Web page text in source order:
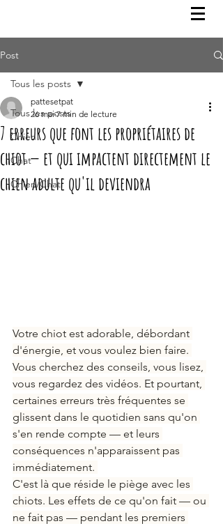
Post
Tous les posts
Chien
Chat
Chien/Chat
Tous les posts
7 erreurs que font les propriétaires de
chiot — et qui impactent directement le
chien adulte qu'il deviendra
pattesetpat
26 mai 7 min de lecture
Votre chiot est adorable, débordant
d'énergie, et vous voulez bien faire.
Vous cherchez des conseils, vous lisez,
vous regardez des vidéos. Et pourtant,
certaines erreurs très fréquentes se
glissent dans le quotidien sans qu'on
s'en rende compte — et leurs
conséquences n'apparaissent pas
immédiatement.
C'est là que réside le piège avec les
chiots. Les effets de ce qu'on fait — ou
ne fait pas — pendant les premiers